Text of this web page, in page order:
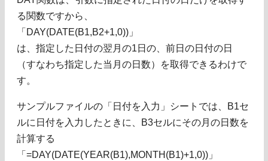
る関数ですから、
「DAY(DATE(B1,B2+1,0))」
は、指定した日付の翌月の1日の、前日の日付の日
（すなわち指定した当月の日数）を取得できるわけで
す。
サンプルファイルの「日付を入力」シートでは、B1セ
ルに日付を入力したときに、B3セルにその月の日数を
計算する
「=DAY(DATE(YEAR(B1),MONTH(B1)+1,0))」